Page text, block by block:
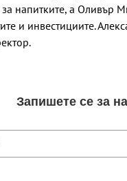
за напитките, а
и инвестициите.